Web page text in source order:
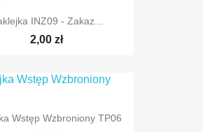
INZ09 - Zakaz...
2,00 zł
Wstęp Wzbroniony TP06